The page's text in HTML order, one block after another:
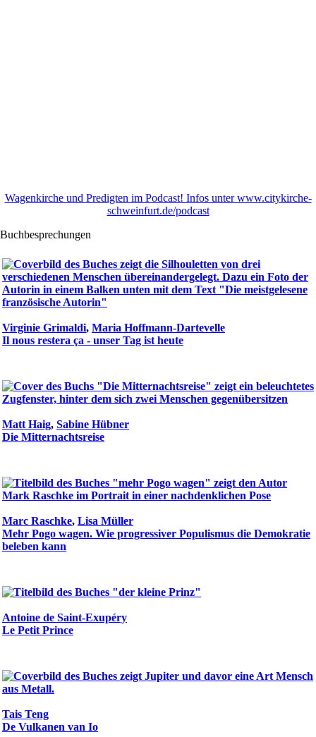
Wagenkirche und Predigten im Podcast! Infos unter www.citykirche-
schweinfurt.de/podcast
Buchbesprechungen
Virginie Grimaldi, Maria Hoffmann-Dartevelle
Il nous restera ça - unser Tag ist heute
Matt Haig, Sabine Hübner
Die Mitternachtsreise
Marc Raschke, Lisa Müller
Mehr Pogo wagen. Wie progressiver Populismus die Demokratie
beleben kann
Antoine de Saint-Exupéry
Le Petit Prince
Tais Teng
De Vulkanen van Io